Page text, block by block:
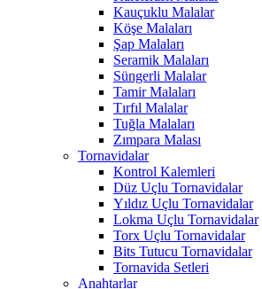
Kauçuklu Malalar
Köşe Malaları
Şap Malaları
Seramik Malaları
Süngerli Malalar
Tamir Malaları
Tırfıl Malalar
Tuğla Malaları
Zımpara Malası
Tornavidalar
Kontrol Kalemleri
Düz Uçlu Tornavidalar
Yıldız Uçlu Tornavidalar
Lokma Uçlu Tornavidalar
Torx Uçlu Tornavidalar
Bits Tutucu Tornavidalar
Tornavida Setleri
Anahtarlar